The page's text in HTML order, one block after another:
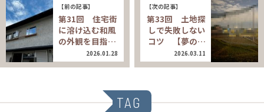
【前の記事】
第31回 住宅街
に溶け込む和風
の外観を目指…
2026.01.28
【次の記事】
第33回 土地探
しで失敗しない
コツ 【夢の…
2026.03.11
TAG